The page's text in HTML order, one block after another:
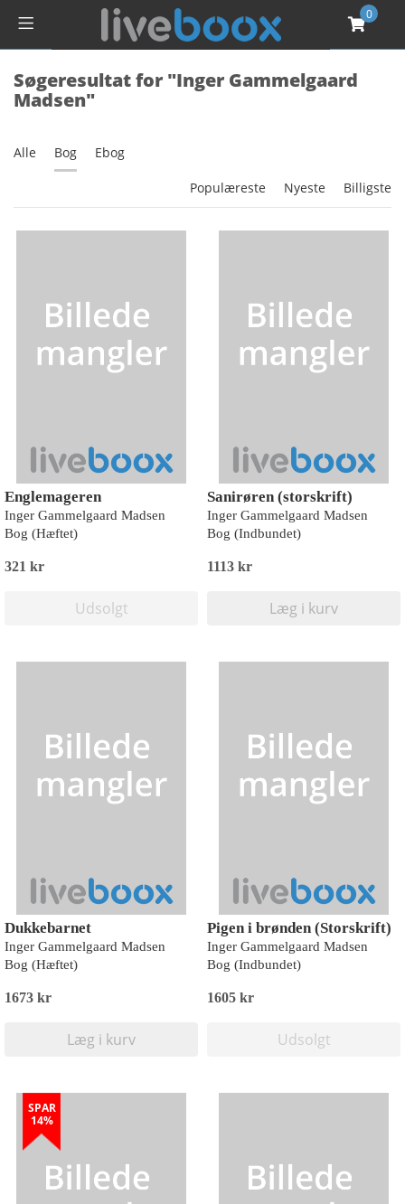
0
Søgeresultat for "Inger Gammelgaard
Madsen"
Alle Bog Ebog
Populæreste Nyeste Billigste
Englemageren
Inger Gammelgaard Madsen
Bog (Hæftet)
321 kr
Udsolgt
Sanirøren (storskrift)
Inger Gammelgaard Madsen
Bog (Indbundet)
1113 kr
Læg i kurv
Dukkebarnet
Inger Gammelgaard Madsen
Bog (Hæftet)
1673 kr
Læg i kurv
Pigen i brønden (Storskrift)
Inger Gammelgaard Madsen
Bog (Indbundet)
1605 kr
Udsolgt
SPAR
14%